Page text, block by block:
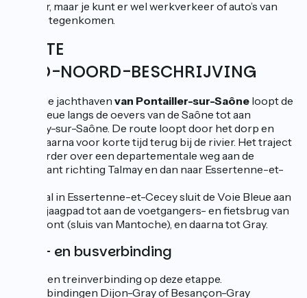
verkeer, maar je kunt er wel werkverkeer of auto’s van
vissers tegenkomen.
ROUTE
ZUID-NOORD-BESCHRIJVING
Vanaf de jachthaven van Pontailler-sur-Saône loopt de
Voie Bleue langs de oevers van de Saône tot aan
Heuilley-sur-Saône. De route loopt door het dorp en
komt daarna voor korte tijd terug bij de rivier. Het traject
gaat verder over een departementale weg aan de
linkerkant richting Talmay en dan naar Essertenne-et-
Eenmaal in Essertenne-et-Cecey sluit de Voie Bleue aan
op het jaagpad tot aan de voetgangers- en fietsbrug van
Apremont (sluis van Mantoche), en daarna tot Gray.
Trein- en busverbinding
Er is geen treinverbinding op deze etappe.
Busverbindingen Dijon-Gray of Besançon-Gray